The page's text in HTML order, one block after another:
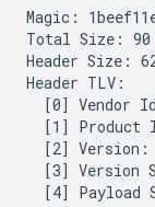
Magic:
Total Size: 90
Header Size:
Header TLV:
[0] Vendor
[1] Product
[2] Version:
[3] Version
[4] Payload